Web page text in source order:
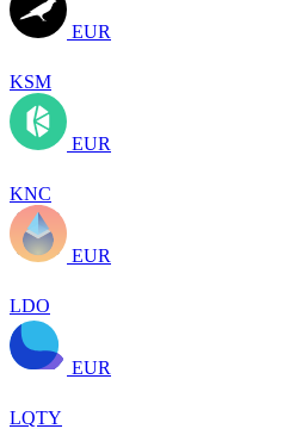
EUR
KSM
EUR
KNC
EUR
LDO
EUR
LQTY